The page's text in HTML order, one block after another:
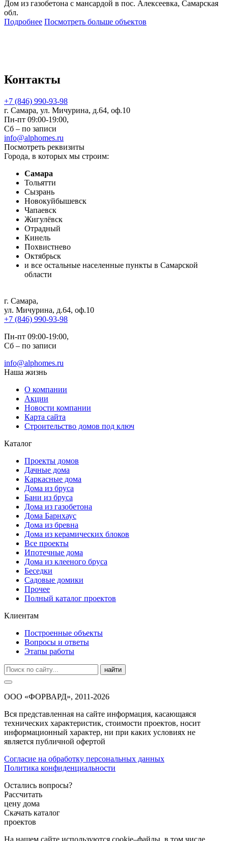
Дом из газобетона с мансардой в пос. Алексеевка, Самарская
обл.
Подробнее Посмотреть больше объектов
Контакты
+7 (846) 990-93-98
г. Самара, ул. Мичурина, д.64, оф.10
Пн-пт 09:00-19:00,
Сб – по записи
info@alphomes.ru
Посмотреть реквизиты
Города, в которых мы строим:
Самара
Тольятти
Сызрань
Новокуйбышевск
Чапаевск
Жигулёвск
Отрадный
Кинель
Похвистнево
Октябрьск
и все остальные населенные пункты в Самарской
области
г. Самара,
ул. Мичурина, д.64, оф.10
+7 (846) 990-93-98
Пн-пт 09:00-19:00,
Сб – по записи
info@alphomes.ru
Наша жизнь
О компании
Акции
Новости компании
Карта сайта
Строительство домов под ключ
Каталог
Проекты домов
Дачные дома
Каркасные дома
Дома из бруса
Бани из бруса
Дома из газобетона
Дома Барнхаус
Дома из бревна
Дома из керамических блоков
Все проекты
Ипотечные дома
Дома из клееного бруса
Беседки
Садовые домики
Прочее
Полный каталог проектов
Клиентам
Построенные объекты
Вопросы и ответы
Этапы работы
найти
ООО «ФОРВАРД», 2011-2026
Вся представленная на сайте информация, касающаяся
технических характеристик, стоимости проектов, носит
информационный характер, ни при каких условиях не
является публичной офертой
Согласие на обработку персональных данных
Политика конфиденциальности
Остались вопросы?
Рассчитать
цену дома
Скачать каталог
проектов